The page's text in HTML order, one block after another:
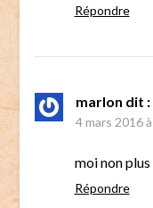
Répondre
marlon dit :
4 mars 2016
moi non
Répondre